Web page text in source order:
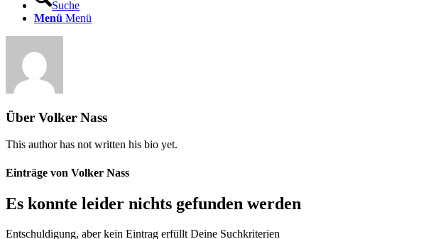
Suche
Menü Menü
Über Volker Nass
This author has not written his bio yet.
Einträge von Volker Nass
Es konnte leider nichts gefunden werden
Entschuldigung, aber kein Eintrag erfüllt Deine Suchkriterien